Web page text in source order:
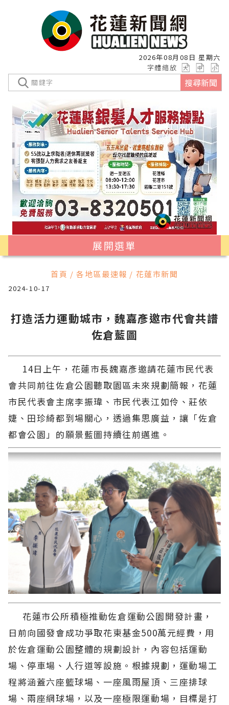
2026年08月08日 星期六
字體縮放
搜尋新聞
展開選單
首頁 / 各地區最速報 / 花蓮市新聞
2024-10-17
打造活力運動城市，魏嘉彥邀市代會共譜
佐倉藍圖
14日上午，花蓮市長魏嘉彥邀請花蓮市民代表
會共同前往佐倉公園聽取園區未來規劃簡報，花蓮
市民代表會主席李振瑋、市民代表江如伶、莊依
婕、田珍綺都到場關心，透過集思廣益，讓「佐倉
都會公園」的願景藍圖持續往前邁進。
花蓮市公所積極推動佐倉運動公園開發計畫，
日前向國發會成功爭取花東基金500萬元經費，用
於佐倉運動公園整體的規劃設計，內容包括運動
場、停車場、人行道等設施。根據規劃，運動場工
程將涵蓋六座籃球場、一座風雨屋頂、三座排球
場、兩座網球場，以及一座極限運動場，目標是打